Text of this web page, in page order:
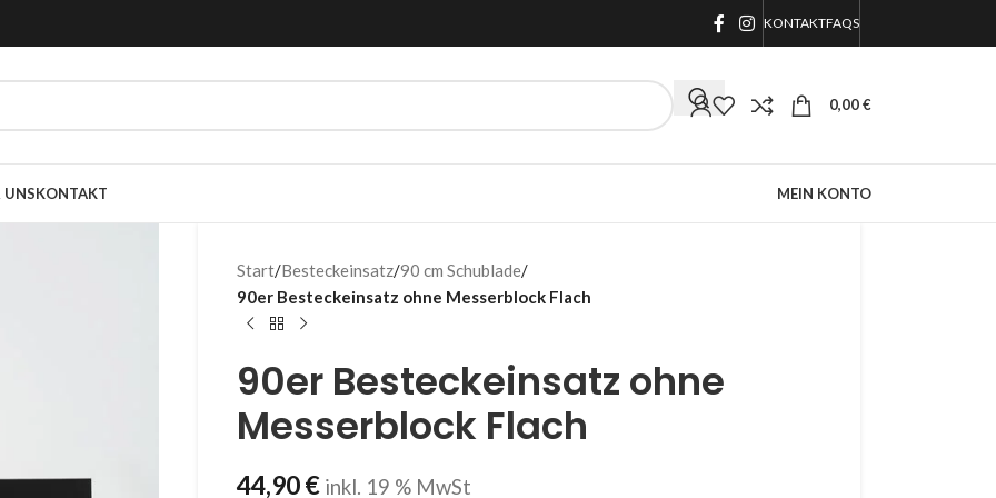
KONTAKTFAQS
0,00€
UNSKONTAKT MEIN KONTO
Start/Besteckeinsatz/90 cm Schublade/
90er Besteckeinsatz ohne Messerblock Flach
90er Besteckeinsatz ohne
Messerblock Flach
44,90€ inkl. 19 % MwSt